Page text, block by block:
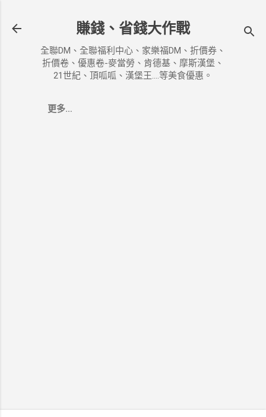
賺錢、省錢大作戰
全聯DM、全聯福利中心、家樂福DM、折價券、
折價卷、優惠卷-麥當勞、肯德基、摩斯漢堡、
21世紀、頂呱呱、漢堡王....等美食優惠。
更多…